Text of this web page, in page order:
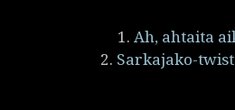
1. Ah, ahtaita
2. Sarkajako-